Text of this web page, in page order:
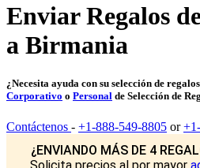
Enviar Regalos
a Birmania
¿Necesita ayuda con su selección de
Corporativo o Personal de Selección de
Contáctenos - +1-888-549-8805 or
¿ENVIANDO MÁS DE 4